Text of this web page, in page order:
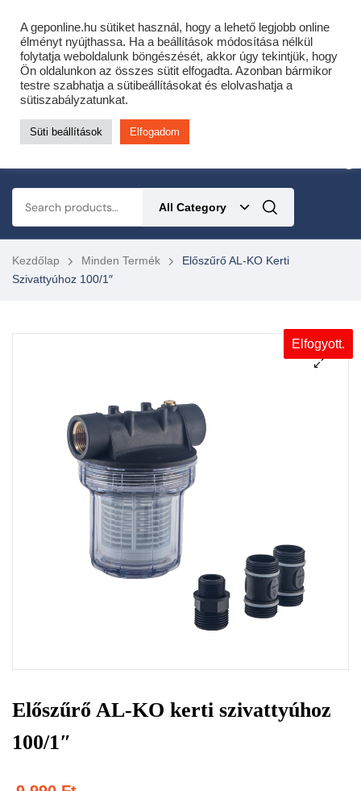
Cofidis expressz online áruhitel 0 % THM-el 10 hónapra!
Most minden akciós HQ láncfűrészhez ajándékba adunk egy fűrészláncot!
Részletek ide kattintva!
KERTÉSZETI – ERDÉSZETI – ÉPÍTŐIPARI GÉP WEBSHOP
All Category
Kezdőlap Minden Termék
Előszűrő AL-KO Kerti
Szivattyúhoz 100/1″
Elfogyott.
Előszűrő AL-KO kerti szivattyúhoz
100/1″
A geponline.hu sütiket használ, hogy a lehető legjobb online
élményt nyújthassa. Ha a beállítások módosítása nélkül
folytatja weboldalunk böngészését, akkor úgy tekintjük, hogy
Ön oldalunkon az összes sütit elfogadta. Azonban bármikor
testre szabhatja a sütibeállításokat és elolvashatja a
sütiszabályzatunkat.
Süti beállítások Elfogadom